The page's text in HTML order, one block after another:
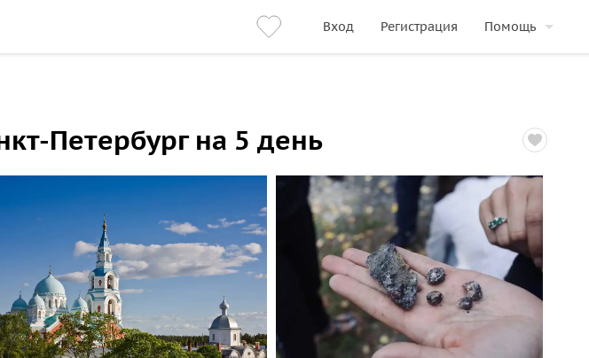
Вход Регистрация Помощь
Петербург на 5 день